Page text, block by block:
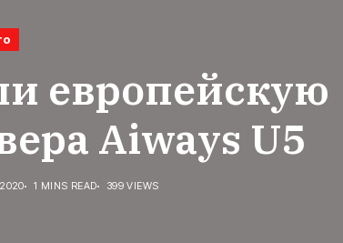
европейскую
Aiways U5
1 MINS READ 399 VIEWS